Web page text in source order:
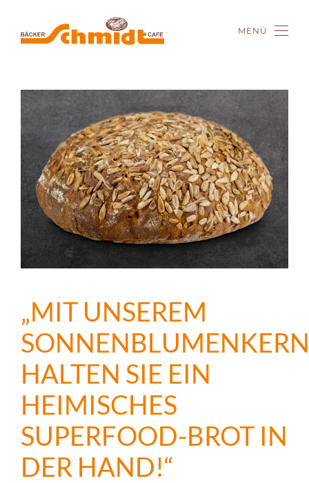
Zum Hauptinhalt springen
MENÜ
„MIT UNSEREM
HALTEN SIE EIN
HEIMISCHES
SUPERFOOD-BROT IN
DER HAND!“